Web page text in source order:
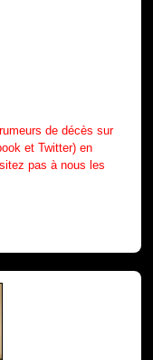
de décès sur
et Twitter) en
pas à nous les